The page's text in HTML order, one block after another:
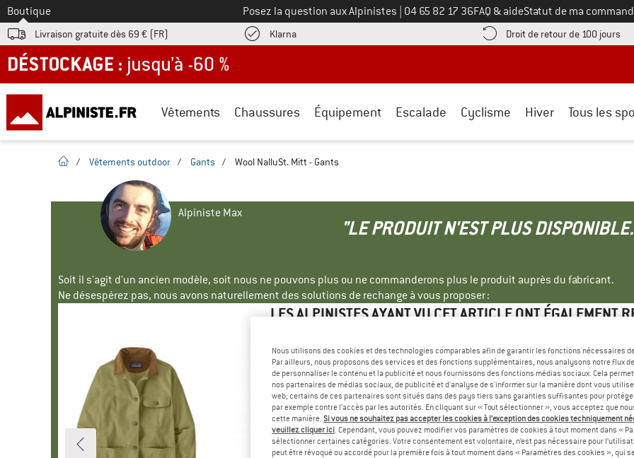
Vers le
Boutique Posez la question aux Alpinistes Appelez-nous au
04 65 82 17 36FAQ & aideStatut de ma
Livraison gratuite dès 69 € (FR) KlarnaTrouve les informations de paiement ici ! Ouvre une boîte d'information
Droit de retour de 100 jours
DÉSTOCKAGE : jusqu'à -60 %
Vêtements Chaussures Équipement Escalade Cyclisme Hiver Tous les
Page d'accueil
/ Vêtements outdoor / Gants / Wool NalluSt. Mitt - Gants
Alpiniste Max
"LE PRODUIT N'EST PLUS
Soit il s'agit d'un ancien modèle, soit nous ne pouvons plus ou ne commanderons plus le produit auprès du fabricant.
Ne désespérez pas, nous avons naturellement des solutions de rechange à vous proposer :
LES ALPINISTES AYANT VU CET ARTICLE ONT ÉGALEMENT
Nous utilisons des cookies et des technologies comparables afin de garantir les fonctions nécessaires
Par ailleurs, nous proposons des services et des fonctions supplémentaires, nous analysons notre flux
de personnaliser le contenu et la publicité et nous fournissons des fonctions médias sociaux. Cela
nos partenaires de médias sociaux, de publicité et d'analyse de s'informer sur la manière dont vous
web; certains de ces partenaires sont situés dans des pays tiers sans garanties suffisantes pour
par exemple contre l'accès par les autorités. En cliquant sur « Tout sélectionner », vous acceptez que
cette manière. Si vous ne souhaitez pas accepter les cookies à l’exception des cookies techniquement
veuillez cliquer ici. Cependant, vous pouvez modifier vos paramètres de cookies à tout moment dans «
sélectionner certaines catégories. Votre consentement est volontaire, n’est pas nécessaire pour
peut être révoqué ou accordé pour la première fois à tout moment dans « Paramètres des cookies », qui